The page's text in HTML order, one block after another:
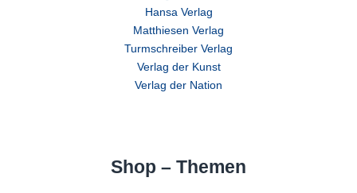
Hansa Verlag
Matthiesen Verlag
Turmschreiber Verlag
Verlag der Kunst
Verlag der Nation
Shop – Themen